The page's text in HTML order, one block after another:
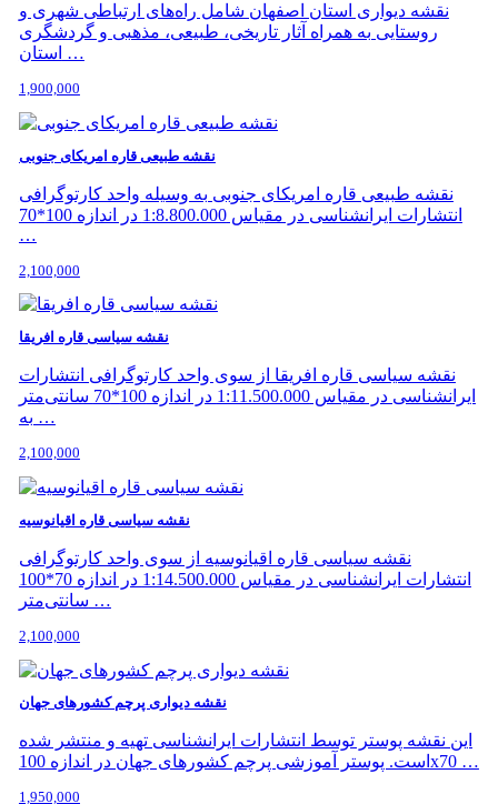
نقشه دیواری استان اصفهان شامل راه‌های ارتباطی شهری و
روستایی به همراه آثار تاریخی، طبیعی، مذهبی و گردشگری
استان …
1,900,000
نقشه طبیعی قاره امریکای جنوبی
نقشه طبیعی قاره امریکای جنوبی به وسیله واحد کارتوگرافی
انتشارات ایرانشناسی در مقیاس 1:8.800.000 در اندازه 100*70
…
2,100,000
نقشه سیاسی قاره افریقا
نقشه سیاسی قاره افریقا از سوی واحد کارتوگرافی انتشارات
ایرانشناسی در مقیاس 1:11.500.000 در اندازه 100*70 سانتی‌متر
به …
2,100,000
نقشه سیاسی قاره اقیانوسیه
نقشه سیاسی قاره اقیانوسیه از سوی واحد کارتوگرافی
انتشارات ایرانشناسی در مقیاس 1:14.500.000 در اندازه 70*100
سانتی‌متر …
2,100,000
نقشه دیواری پرچم کشورهای جهان
این نقشه پوستر توسط انتشارات ایرانشناسی تهیه و منتشر شده
است. پوستر آموزشی پرچم کشورهای جهان در اندازه 100x70 …
1,950,000